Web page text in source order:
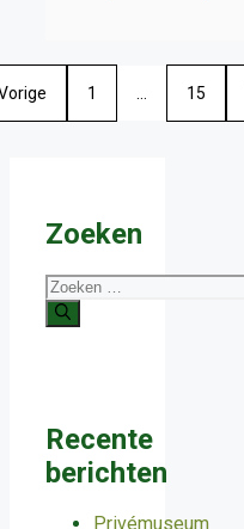
1 … 15
Zoeken
Zoek
naar:
Recente
berichten
Privémuseum